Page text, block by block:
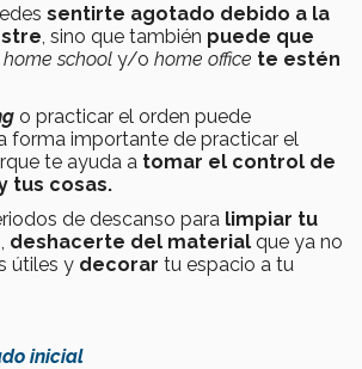
sentirte agotado debido a la
, sino que también puede que
home school y/o home office te estén
o practicar el orden puede
forma importante de practicar el
te ayuda a tomar el control de
tus cosas.
de descanso para limpiar tu
, deshacerte del material que ya no
útiles y decorar tu espacio a tu
inicial